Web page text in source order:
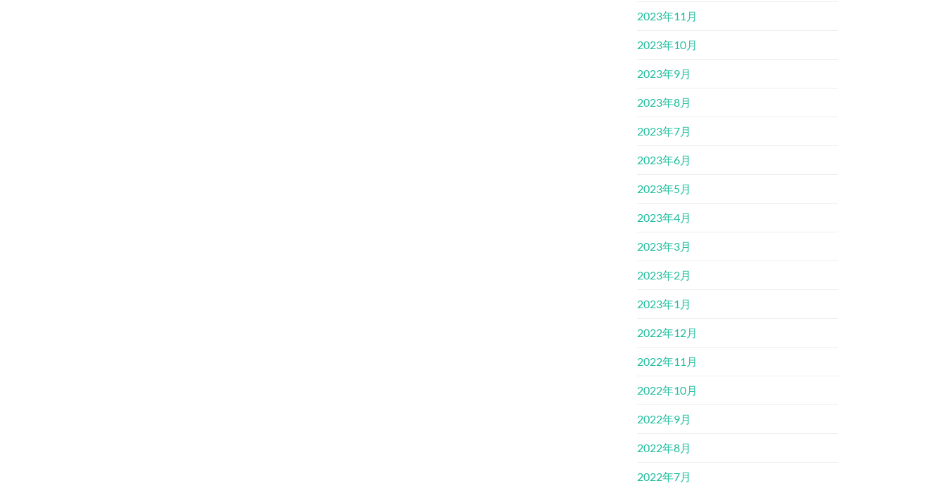
2023年11月
2023年10月
2023年9月
2023年8月
2023年7月
2023年6月
2023年5月
2023年4月
2023年3月
2023年2月
2023年1月
2022年12月
2022年11月
2022年10月
2022年9月
2022年8月
2022年7月